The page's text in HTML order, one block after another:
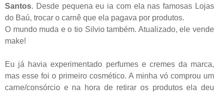
Santos. Desde pequena eu ia com ela nas famosas Lojas
do Baú, trocar o carnê que ela pagava por produtos.
O mundo muda e o tio Silvio também. Atualizado, ele vende
make!
Eu já havia experimentado perfumes e cremes da marca,
mas esse foi o primeiro cosmético. A minha vó comprou um
carne/consórcio e na hora de retirar os produtos ela deu